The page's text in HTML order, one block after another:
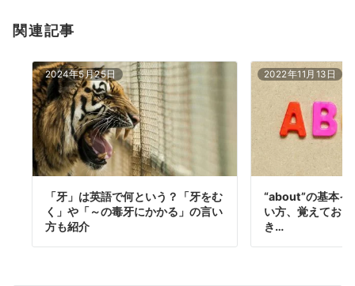
関連記事
2024年5月25日
「牙」は英語で何という？「牙をむ
く」や「～の毒牙にかかる」の言い
方も紹介
2022年11月13日
“about”の基本イ
い方、覚えてお
き…